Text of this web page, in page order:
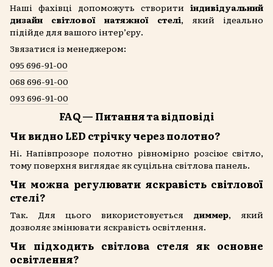
Наші фахівці допоможуть створити індивідуальний
дизайн світлової натяжної стелі, який ідеально
підійде для вашого інтер’єру.
Звязатися із менеджером:
095 696-91-00
068 696-91-00
093 696-91-00
FAQ — Питання та відповіді
Чи видно LED стрічку через полотно?
Ні. Напівпрозоре полотно рівномірно розсіює світло,
тому поверхня виглядає як суцільна світлова панель.
Чи можна регулювати яскравість світлової
стелі?
Так. Для цього використовується диммер, який
дозволяє змінювати яскравість освітлення.
Чи підходить світлова стеля як основне
освітлення?